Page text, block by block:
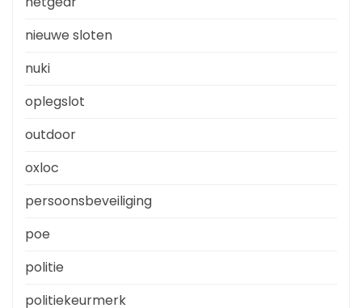
nieuwe sloten
nuki
oplegslot
outdoor
oxloc
persoonsbeveiliging
poe
politie
politiekeurmerk